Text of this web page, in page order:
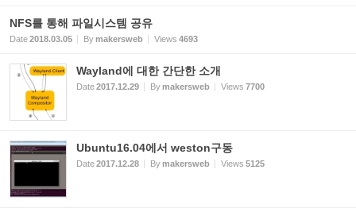
NFS를 통해 파일시스템 공유
Date2018.03.05 Bymakersweb Views 4693
Wayland에 대한 간단한 소개
Date2017.12.29 Bymakersweb Views 7700
Ubuntu16.04에서 weston구동
Date2017.12.28 Bymakersweb Views 5125